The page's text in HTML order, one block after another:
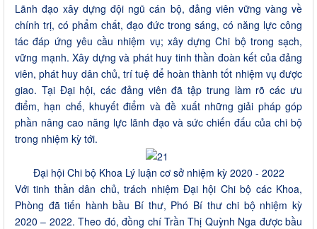
Lãnh đạo xây dựng đội ngũ cán bộ, đảng viên vững vàng về
chính trị, có phẩm chất, đạo đức trong sáng, có năng lực công
tác đáp ứng yêu cầu nhiệm vụ; xây dựng Chi bộ trong sạch,
vững mạnh. Xây dựng và phát huy tinh thần đoàn kết của đảng
viên, phát huy dân chủ, trí tuệ để hoàn thành tốt nhiệm vụ được
giao. Tại Đại hội, các đảng viên đã tập trung làm rõ các ưu
điểm, hạn chế, khuyết điểm và đề xuất những giải pháp góp
phần nâng cao năng lực lãnh đạo và sức chiến đấu của chi bộ
trong nhiệm kỳ tới.
Đại hội Chi bộ Khoa Lý luận cơ sở nhiệm kỳ 2020 - 2022
Với tinh thần dân chủ, trách nhiệm Đại hội Chi bộ các Khoa,
Phòng đã tiến hành bầu Bí thư, Phó Bí thư chi bộ nhiệm kỳ
2020 – 2022. Theo đó, đồng chí Trần Thị Quỳnh Nga được bầu